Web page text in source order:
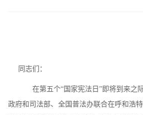
同志们：
在第五个“国家宪法日”即将到来之际
政府和司法部、全国普法办联合在呼和浩